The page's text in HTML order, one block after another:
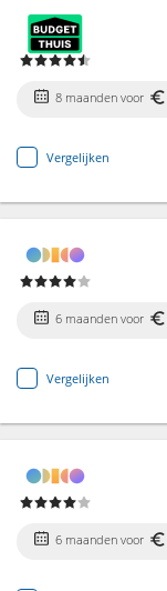
8 maanden voor
Vergelijken
6 maanden voor
Vergelijken
6 maanden voor